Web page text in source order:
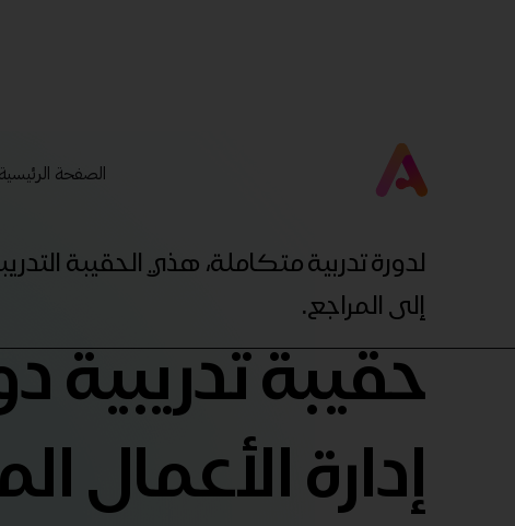
الصفحة الرئيسية
لدورة تدربية متكاملة، هذي الحقيبة
إلى المراجع.
حقيبة تدريبية
إدارة الأعمال